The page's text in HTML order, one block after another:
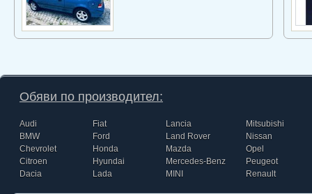
Обяви по производител:
Audi
BMW
Chevrolet
Citroen
Dacia
Fiat
Ford
Honda
Hyundai
Lada
Lancia
Land Rover
Mazda
Mercedes-Benz
MINI
Mitsubishi
Nissan
Opel
Peugeot
Renault